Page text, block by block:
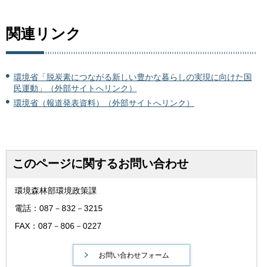
関連リンク
環境省「脱炭素につながる新しい豊かな暮らしの実現に向けた国
民運動」（外部サイトへリンク）
環境省（報道発表資料）（外部サイトへリンク）
このページに関するお問い合わせ
環境森林部環境政策課
電話：087－832－3215
FAX：087－806－0227